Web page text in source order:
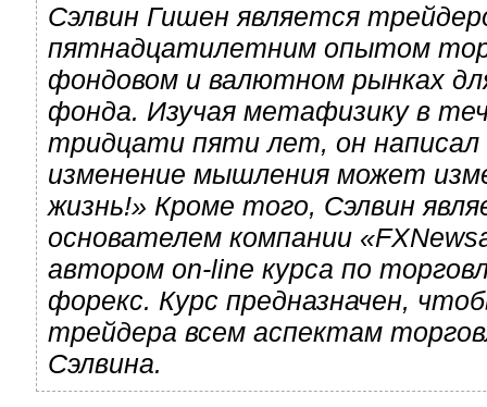
Сэлвин Гишен является
пятнадцатилетним опытом
фондовом и валютном рынках
фонда. Изучая метафизику в
тридцати пяти лет, он написал
изменение мышления может
жизнь!» Кроме того, Сэлвин
основателем компании
автором on-line курса по
форекс. Курс предназначен,
трейдера всем аспектам
Сэлвина.